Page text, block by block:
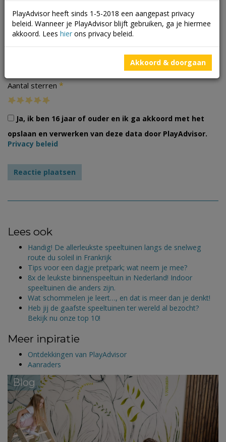
Aantal sterren *
Ja, ik ben 16 jaar of ouder en ik ga akkoord met het
opslaan en verwerken van deze data door PlayAdvisor.
Privacy beleid
Lees ook
Handig! De allerleukste speeltuinen langs de snelweg
route du soleil in Frankrijk
Tips voor een dagje pretpark; wat neem je mee?
8x de leukste binnenspeeltuin in Nederland! Indoor
speeltuinen die anders zijn.
Wat schommelen je leert…, en dat is meer dan je denkt!
Heb jij de gaafste speeltuinen ter wereld al bezocht?
Bekijk nu onze top 10!
Meer inpiratie
Ontdekkingen van PlayAdvisor
Aanraders
Blog
PlayAdvisor heeft sinds 1-5-2018 een aangepast privacy
beleid. Wanneer je PlayAdvisor blijft gebruiken, ga je hiermee
akkoord. Lees hier ons privacy beleid.
Akkoord & doorgaan